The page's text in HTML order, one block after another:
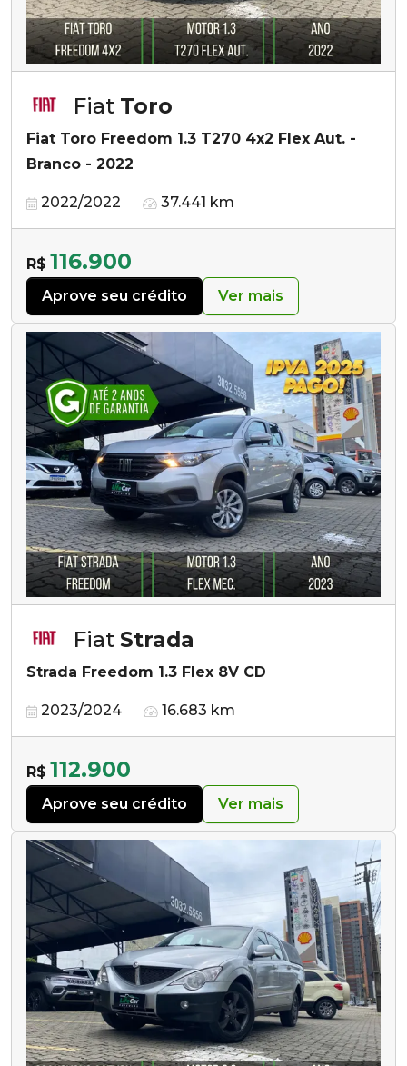
Fiat Toro
Fiat Toro Freedom 1.3 T270 4x2 Flex Aut. -
Branco - 2022
2022/2022 37.441 km
R$ 116.900
Aprove seu crédito Ver mais
Fiat Strada
Strada Freedom 1.3 Flex 8V CD
2023/2024 16.683 km
R$ 112.900
Aprove seu crédito Ver mais